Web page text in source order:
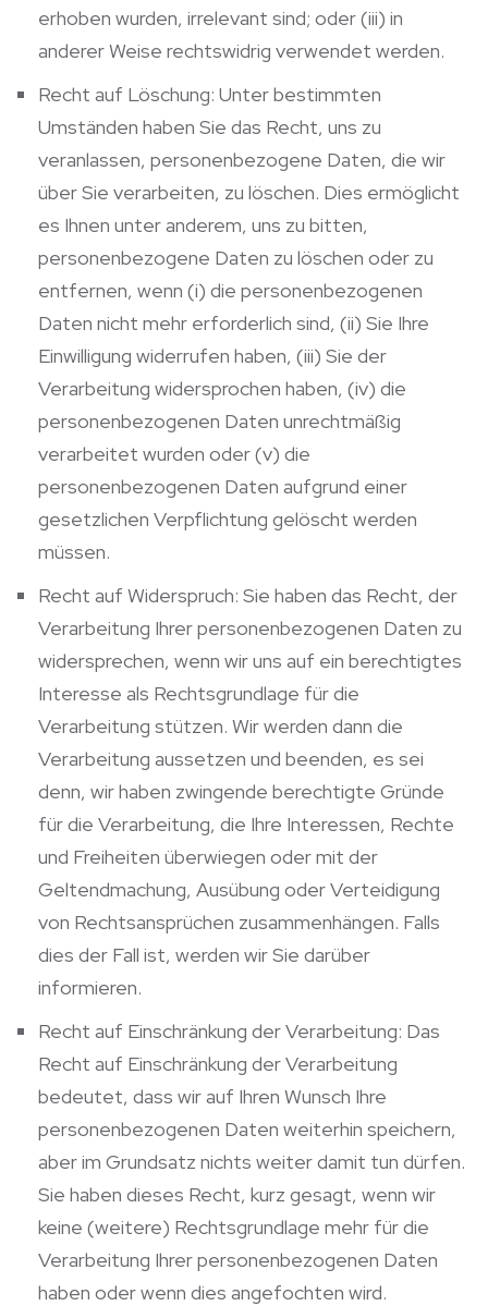
erhoben wurden, irrelevant sind; oder (iii) in
anderer Weise rechtswidrig verwendet werden.
Recht auf Löschung: Unter bestimmten
Umständen haben Sie das Recht, uns zu
veranlassen, personenbezogene Daten, die wir
über Sie verarbeiten, zu löschen. Dies ermöglicht
es Ihnen unter anderem, uns zu bitten,
personenbezogene Daten zu löschen oder zu
entfernen, wenn (i) die personenbezogenen
Daten nicht mehr erforderlich sind, (ii) Sie Ihre
Einwilligung widerrufen haben, (iii) Sie der
Verarbeitung widersprochen haben, (iv) die
personenbezogenen Daten unrechtmäßig
verarbeitet wurden oder (v) die
personenbezogenen Daten aufgrund einer
gesetzlichen Verpflichtung gelöscht werden
müssen.
Recht auf Widerspruch: Sie haben das Recht, der
Verarbeitung Ihrer personenbezogenen Daten zu
widersprechen, wenn wir uns auf ein berechtigtes
Interesse als Rechtsgrundlage für die
Verarbeitung stützen. Wir werden dann die
Verarbeitung aussetzen und beenden, es sei
denn, wir haben zwingende berechtigte Gründe
für die Verarbeitung, die Ihre Interessen, Rechte
und Freiheiten überwiegen oder mit der
Geltendmachung, Ausübung oder Verteidigung
von Rechtsansprüchen zusammenhängen. Falls
dies der Fall ist, werden wir Sie darüber
informieren.
Recht auf Einschränkung der Verarbeitung: Das
Recht auf Einschränkung der Verarbeitung
bedeutet, dass wir auf Ihren Wunsch Ihre
personenbezogenen Daten weiterhin speichern,
aber im Grundsatz nichts weiter damit tun dürfen.
Sie haben dieses Recht, kurz gesagt, wenn wir
keine (weitere) Rechtsgrundlage mehr für die
Verarbeitung Ihrer personenbezogenen Daten
haben oder wenn dies angefochten wird.